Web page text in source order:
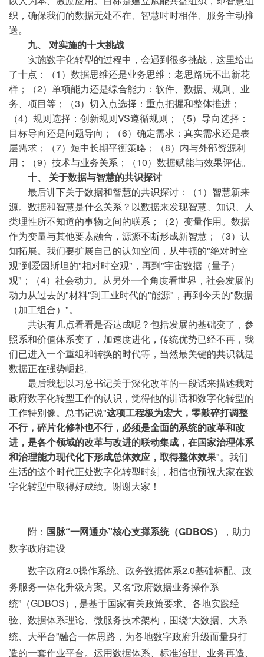
织，确保我们的数据无处不在、智慧时时相伴、服务主动推
送。
九、 对实施的十大挑战
实施数字化转型的过程中，会遇到很多挑战，这里给出
了十点：（1）数据思维还是业务思维：老思路玩不出新花
样；（2）单项能力还是综合能力：软件、数据、规则、业
务、项目等；（3）切入点选择：重点把握和整体推进；
（4）规则选择：创新规则VS遵循规则；（5）导向选择：
目标导向还是问题导向；（6）确定需求：真实需求还是表
层需求；（7）短中长期平衡策略；（8）内与外部资源利
用；（9）技术与业务关系；（10）数据赋能与效果评估。
十、 关于数据与智慧的共识探讨
最后讲下关于数据和智慧的共识探讨：（1）智慧新来
源。数据和智慧是什么关系？以数据来发现智慧、知识、人
类理性所不知道的事物之间的联系；（2）变量作用。数据
作为变量与其他要素融合，源源不断形成新智慧；（3）认
知拓展。我们要扩展自己的认知空间，从牛顿的"绝对时空
观"到爱因斯坦的"相对时空观"，再到"宇宙数据（量子）
观"；（4）社会动力。从另外一个角度看世界，社会发展的
动力从过去的"材料"到工业时代的"能源"，再到今天的"数据
（加工组合）"。
共识有几点看看是否达成呢？包括发展的基础变了，参
照系和价值体系变了，加速度进化，传统优势已经不再，我
们已进入一个重组和转换的时代等，当然最关键的共识就是
数据正在强势崛起。
最后我想以习总书记关于深化改革的一段话来描述我对
政府数字化转型工作的认识，觉得他的讲话和数字化转型的
工作特别像。总书记说"这项工程极为宏大，零敲碎打调整
不行，碎片化修补也不行，必须是全面的系统的改革和改
进，是各个领域的改革与改进的联动集成，在国家治理体系
和治理能力现代化下形成总体效应，取得整体效果"。我们
生活的这个时代正处数字化转型时刻，相信也预祝大家在数
字化转型中取得好成绩。谢谢大家！
附： 国脉“一网通办”核心支撑系统（GDBOS）
，助力
数字政府建设
数字政府2.0操作系统、政务数据体系2.0基础标配、政
务服务一体化升级方案。又名“政府数据业务操作系
统”（GDBOS）, 是基于国家有关政策要求、各地实践经
验、数据体系理论、微服务技术架构，围绕“大数据、大系
统、大平台”融合一体思路，为各地数字政府升级而量身打
造的一套作业平台。运用数据体系、标准治理、业务再造、